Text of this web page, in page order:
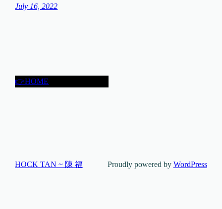
July 16, 2022
👉HOME
HOCK TAN ~ 陳 福 Proudly powered by WordPress